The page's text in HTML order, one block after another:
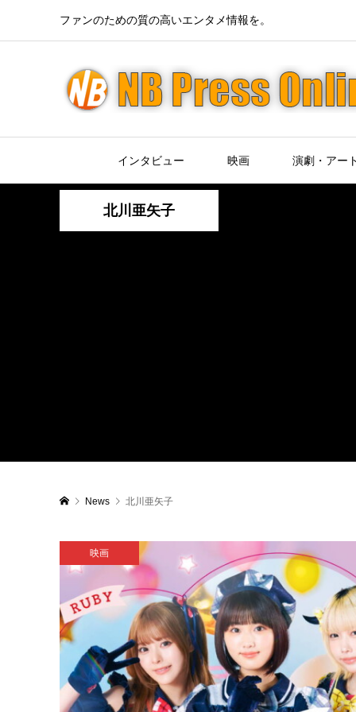
ファンのための質の高いエンタメ情報を。
インタビュー 映画 演劇・アー
北川亜矢子
News 北川亜矢子
映画